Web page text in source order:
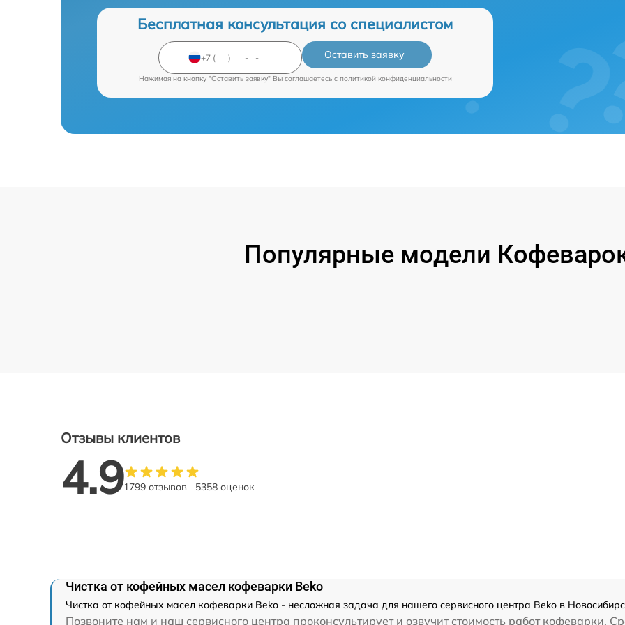
Бесплатная консультация со специалистом
Оставить заявку
Нажимая на кнопку "Оставить заявку" Вы соглашаетесь c политикой конфиденциальности
Популярные модели
Отзывы клиентов
4.91799 отзывов 5358 оценок
Чистка от кофейных масел кофеварки Beko
Чистка от кофейных масел кофеварки Beko - несложная задача для нашего сервисного центра Beko в
Позвоните нам и наш сервисного центра проконсультирует и озвучит стоимость работ кофеварки.